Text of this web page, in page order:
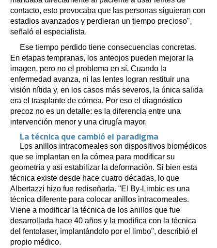
contacto, esto provocaba que las personas siguieran con
estadios avanzados y perdieran un tiempo precioso",
señaló el especialista.
Ese tiempo perdido tiene consecuencias concretas.
En etapas tempranas, los anteojos pueden mejorar la
imagen, pero no el problema en sí. Cuando la
enfermedad avanza, ni las lentes logran restituir una
visión nítida y, en los casos más severos, la única salida
era el trasplante de córnea. Por eso el diagnóstico
precoz no es un detalle: es la diferencia entre una
intervención menor y una cirugía mayor.
La técnica que cambió el paradigma
Los anillos intracorneales son dispositivos biomédicos
que se implantan en la córnea para modificar su
geometría y así estabilizar la deformación. Si bien esta
técnica existe desde hace cuatro décadas, lo que
Albertazzi hizo fue rediseñarla. "El By-Limbic es una
técnica diferente para colocar anillos intracorneales.
Viene a modificar la técnica de los anillos que fue
desarrollada hace 40 años y la modifica con la técnica
del fentolaser, implantándolo por el limbo", describió el
propio médico.